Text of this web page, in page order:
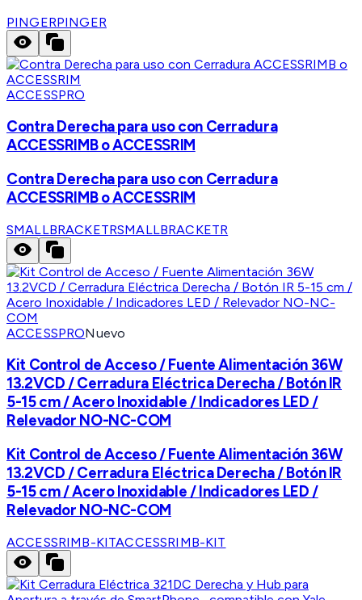
PINGERPINGER
ACCESSPRO
Contra Derecha para uso con Cerradura
ACCESSRIMB o ACCESSRIM
Contra Derecha para uso con Cerradura
ACCESSRIMB o ACCESSRIM
SMALLBRACKETRSMALLBRACKETR
ACCESSPRONuevo
Kit Control de Acceso / Fuente Alimentación 36W
13.2VCD / Cerradura Eléctrica Derecha / Botón IR
5-15 cm / Acero Inoxidable / Indicadores LED /
Relevador NO-NC-COM
Kit Control de Acceso / Fuente Alimentación 36W
13.2VCD / Cerradura Eléctrica Derecha / Botón IR
5-15 cm / Acero Inoxidable / Indicadores LED /
Relevador NO-NC-COM
ACCESSRIMB-KITACCESSRIMB-KIT